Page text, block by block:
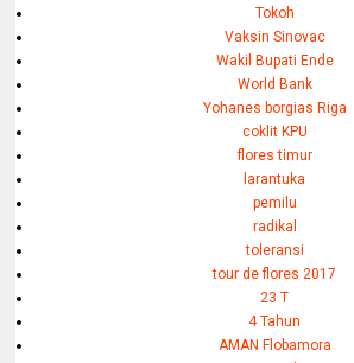
Tokoh
Vaksin Sinovac
Wakil Bupati Ende
World Bank
Yohanes borgias Riga
coklit KPU
flores timur
larantuka
pemilu
radikal
toleransi
tour de flores 2017
23 T
4 Tahun
AMAN Flobamora